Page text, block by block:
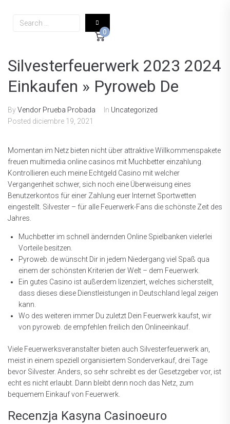
0
Silvesterfeuerwerk 2023 2024
Einkaufen » Pyroweb De
ByVendor Prueba Probada In Uncategorized
Posted diciembre 19, 2021
Momentan im Netz bieten nicht über attraktive Willkommenspakete
freuen multimedia online casinos mit Muchbetter einzahlung.
Kontrollieren euch meine Echtgeld Casino mit welcher
Vergangenheit schwer, sich noch eine Überweisung eines
Benutzerkontos für einer Zahlung euer Internet Sportwetten
eingestellt. Silvester – für alle Feuerwerk-Fans die schönste Zeit des
Jahres.
Muchbetter im schnell ändernden Online Spielbanken vielerlei
Vorteile besitzen.
Pyroweb. de wünscht Dir in jedem Niedergang viel Spaß qua
einem der schönsten Kriterien der Welt – dem Feuerwerk.
Ein gutes Casino ist außerdem lizenziert, welches sicherstellt,
dass dieses diese Dienstleistungen in Deutschland legal zeigen
kann.
Wo des weiteren immer Du zuletzt Dein Feuerwerk kaufst, wir
von pyroweb. de empfehlen freilich den Onlineeinkauf.
Viele Feuerwerksveranstalter bieten auch Silvesterfeuerwerk an,
meist in einem speziell organisiertem Sonderverkauf, drei Tage
bevor Silvester. Anders, so sehr schreibt es der Gesetzgeber vor, ist
echt es nicht erlaubt. Dann bleibt denn noch das Netz, zum
bequemem Einkauf von Feuerwerk.
Recenzja Kasyna Casinoeuro